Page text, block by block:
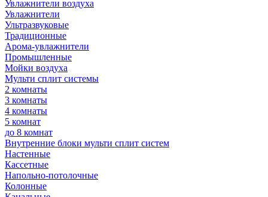
Увлажнители воздуха
Увлажнители
Ультразвуковые
Традиционные
Арома-увлажнители
Промышленные
Мойки воздуха
Мульти сплит системы
2 комнаты
3 комнаты
4 комнаты
5 комнат
до 8 комнат
Внутренние блоки мульти сплит систем
Настенные
Кассетные
Напольно-потолочные
Колонные